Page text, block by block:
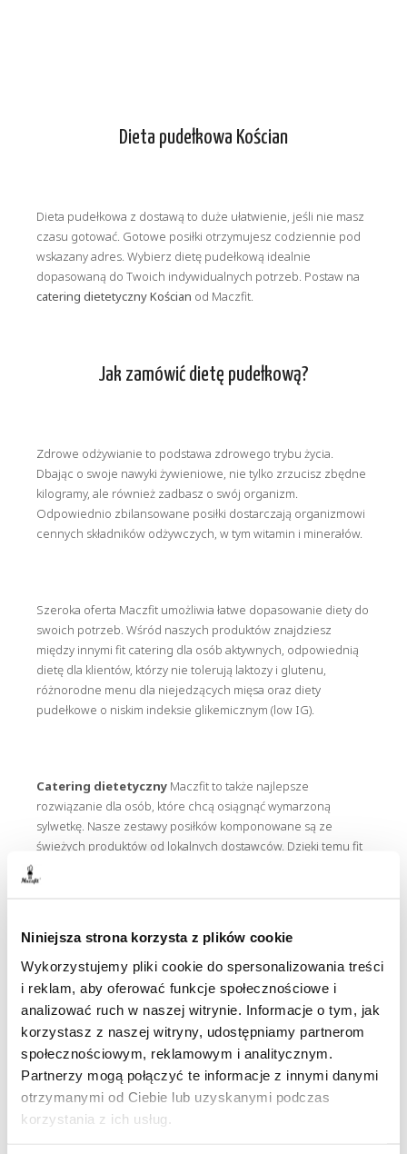
Niniejsza strona korzysta z plików cookie
Wykorzystujemy pliki cookie do spersonalizowania treści
i reklam, aby oferować funkcje społecznościowe i
analizować ruch w naszej witrynie. Informacje o tym, jak
korzystasz z naszej witryny, udostępniamy partnerom
społecznościowym, reklamowym i analitycznym.
Partnerzy mogą połączyć te informacje z innymi danymi
otrzymanymi od Ciebie lub uzyskanymi podczas
korzystania z ich usług.
Dieta pudełkowa Kościan
Dieta pudełkowa z dostawą to duże ułatwienie, jeśli nie masz
czasu gotować. Gotowe posiłki otrzymujesz codziennie pod
wskazany adres. Wybierz dietę pudełkową idealnie
dopasowaną do Twoich indywidualnych potrzeb. Postaw na
catering dietetyczny Kościan od Maczfit.
Jak zamówić dietę pudełkową?
Zdrowe odżywianie to podstawa zdrowego trybu życia.
Dbając o swoje nawyki żywieniowe, nie tylko zrzucisz zbędne
kilogramy, ale również zadbasz o swój organizm.
Odpowiednio zbilansowane posiłki dostarczają organizmowi
cennych składników odżywczych, w tym witamin i minerałów.
Szeroka oferta Maczfit umożliwia łatwe dopasowanie diety do
swoich potrzeb. Wśród naszych produktów znajdziesz
między innymi fit catering dla osób aktywnych, odpowiednią
dietę dla klientów, którzy nie tolerują laktozy i glutenu,
różnorodne menu dla niejedzących mięsa oraz diety
pudełkowe o niskim indeksie glikemicznym (low IG).
Catering dietetyczny Maczfit to także najlepsze
rozwiązanie dla osób, które chcą osiągnąć wymarzoną
sylwetkę. Nasze zestawy posiłków komponowane są ze
świeżych produktów od lokalnych dostawców. Dzięki temu fit
Catering Kościan od Maczfit, poza oszczędnością czasu, ma
także wiele innych zalet.Najlepsza dieta pudełkowa Kościan
powstaje pod okiem doświadczonych kucharzy i dietetyków.
W kuchni Maczfit gotujemy urozmaicone jedzenie, które
składa się na zbilansowaną dietę idealnie dopasowaną do
Twoich potrzeb.
Jak złożyć zamówienie?